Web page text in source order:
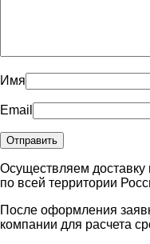
Имя
Email
Осуществляем доставку
по всей территории
После оформления
компании для расчета